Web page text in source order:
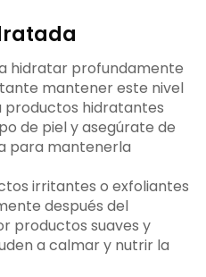
hidratar profundamente
mantener este nivel
productos hidratantes
de piel y asegúrate de
para mantenerla
irritantes o exfoliantes
después del
productos suaves y
a calmar y nutrir la